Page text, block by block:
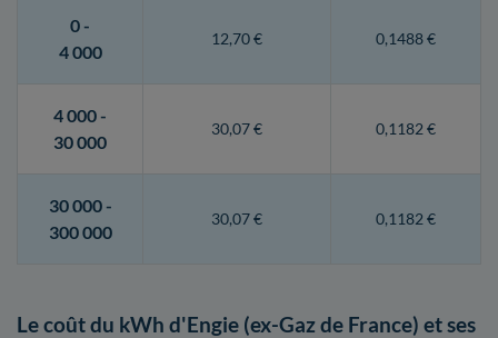
0 -
4 000
12,70 € 0,1488 €
4 000 -
30 000
30,07 € 0,1182 €
30 000 -
300 000
30,07 € 0,1182 €
Le coût du kWh d'Engie (ex-Gaz de France) et ses